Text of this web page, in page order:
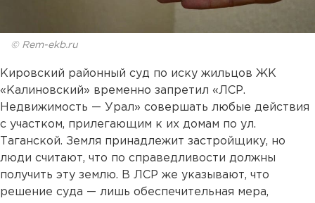
© Rem-ekb.ru
Кировский районный суд по иску жильцов ЖК
«Калиновский» временно запретил «ЛСР.
Недвижимость — Урал» совершать любые действия
с участком, прилегающим к их домам по ул.
Таганской. Земля принадлежит застройщику, но
люди считают, что по справедливости должны
получить эту землю. В ЛСР же указывают, что
решение суда — лишь обеспечительная мера,